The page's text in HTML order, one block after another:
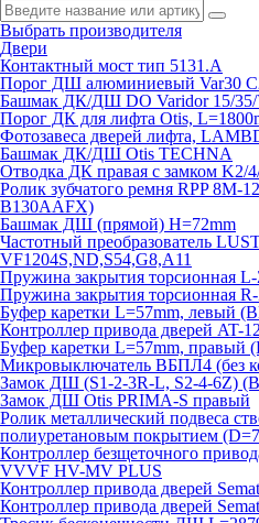
Выбрать производителя
Двери
Контактный мост тип 5131.A
Порог ДШ алюминиевый Var30
Башмак ДК/ДШ DO Varidor 15/
Порог ДК для лифта Otis,
Фотозавеса дверей лифта,
Башмак ДК/ДШ Otis TECHNA
Отводка ДК правая с замком
Ролик зубчатого ремня RPP 8M-
B130AAFX)
Башмак ДШ (прямой) H=72mm
Частотный преобразователь
VF1204S,ND,S54,G8,A11
Пружина закрытия торсионная
Пружина закрытия торсионная
Буфер каретки L=57mm, левый
Контроллер привода дверей AT-
Буфер каретки L=57mm,
Микровыключатель ВБПЛ4 (без
Замок ДШ (S1-2-3R-L, S2-4-6Z)
Замок ДШ Otis PRIMA-S правый
Ролик металлический подвеса
полиуретановым покрытием
Контроллер безщеточного
VVVF HV-MV PLUS
Контроллер привода дверей
Контроллер привода дверей